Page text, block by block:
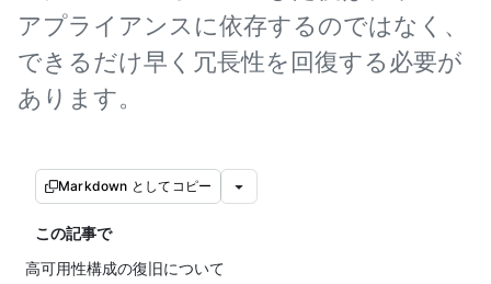
アプライアンスに依存するのではなく、
できるだけ早く冗長性を回復する必要が
あります。
Markdown としてコピー
この記事で
高可用性構成の復旧について